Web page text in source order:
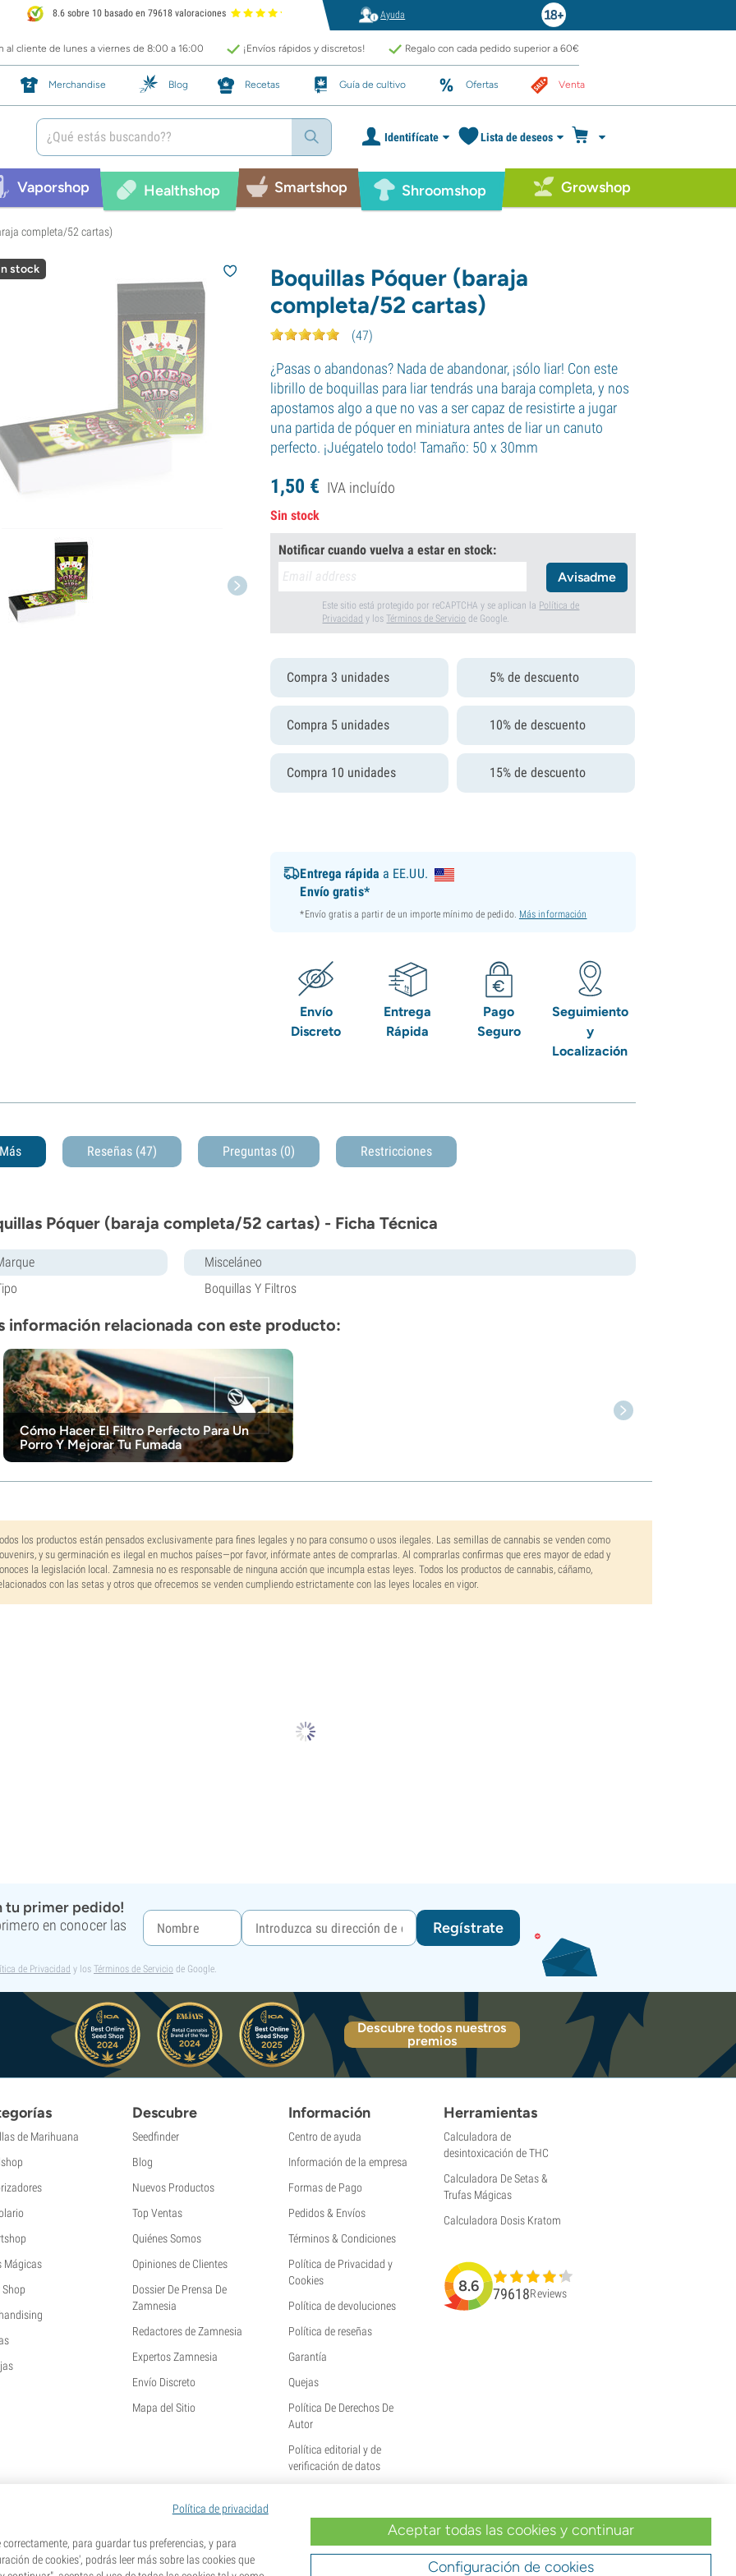
8.6 sobre 10 basado en 79618 valoraciones Ayuda
al cliente de lunes a viernes de 8:00 a 16:00 ¡Envíos rápidos y discretos! Regalo con cada pedido superior a 60€
Merchandise Blog Recetas Guía de cultivo Ofertas Venta
Identifícate Lista de deseos
Vaporshop Healthshop Smartshop Shroomshop Growshop
completa/52 cartas)
stock
Boquillas Póquer (baraja
completa/52 cartas)
(47)
¿Pasas o abandonas? Nada de abandonar, ¡sólo liar! Con este
librillo de boquillas para liar tendrás una baraja completa, y nos
apostamos algo a que no vas a ser capaz de resistirte a jugar
una partida de póquer en miniatura antes de liar un canuto
perfecto. ¡Juégatelo todo! Tamaño: 50 x 30mm
1,50 € IVA incluído
Sin stock
Notificar cuando vuelva a estar en stock:
Avisadme
Este sitio está protegido por reCAPTCHA y se aplican la Política de
Privacidad y losTérminos de Servicio de Google.
Compra 3 unidades 5% de descuento
Compra 5 unidades 10% de descuento
Compra 10 unidades 15% de descuento
Entrega rápida a EE.UU.
Envío gratis*
*Envío gratis a partir de un importe mínimo de pedido. Más información
Envío
Discreto
Entrega
Rápida
Pago
Seguro
Seguimiento
y
Localización
Más Reseñas (47) Preguntas (0) Restricciones
Póquer (baraja completa/52 cartas) - Ficha Técnica
Misceláneo
Boquillas Y Filtros
información relacionada con este producto:
Cómo Hacer El Filtro Perfecto Para Un
Porro Y Mejorar Tu Fumada
los productos están pensados exclusivamente para fines legales y no para consumo o usos ilegales. Las semillas de cannabis se venden como
y su germinación es ilegal en muchos países—por favor, infórmate antes de comprarlas. Al comprarlas confirmas que eres mayor de edad y
la legislación local. Zamnesia no es responsable de ninguna acción que incumpla estas leyes. Todos los productos de cannabis, cáñamo,
con las setas y otros que ofrecemos se venden cumpliendo estrictamente con las leyes locales en vigor.
tu primer pedido!
en conocer las
Regístrate
de Privacidad y los Términos de Servicio de Google.
Descubre todos nuestros
premios
de Marihuana
Mágicas
Shop
Descubre
Seedfinder
Blog
Nuevos Productos
Top Ventas
Quiénes Somos
Opiniones de Clientes
Dossier De Prensa De
Zamnesia
Redactores de Zamnesia
Expertos Zamnesia
Envío Discreto
Mapa del Sitio
Información
Centro de ayuda
Información de la empresa
Formas de Pago
Pedidos & Envíos
Términos & Condiciones
Política de Privacidad y
Cookies
Política de devoluciones
Política de reseñas
Garantía
Quejas
Política De Derechos De
Autor
Política editorial y de
verificación de datos
Herramientas
Calculadora de
desintoxicación de THC
Calculadora De Setas &
Trufas Mágicas
Calculadora Dosis Kratom
8.6 79618Reviews
Política de privacidad
para guardar tus preferencias, y para
de cookies', podrás leer más sobre las cookies que
Aceptar todas las cookies y continuar
Configuración de cookies